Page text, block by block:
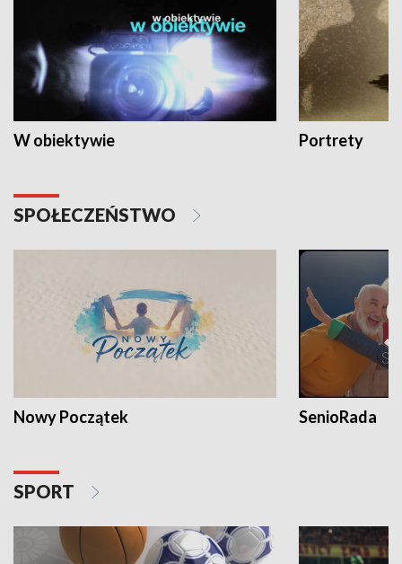
W obiektywie Portrety
SPOŁECZEŃSTWO
Nowy Początek SenioRada
SPORT